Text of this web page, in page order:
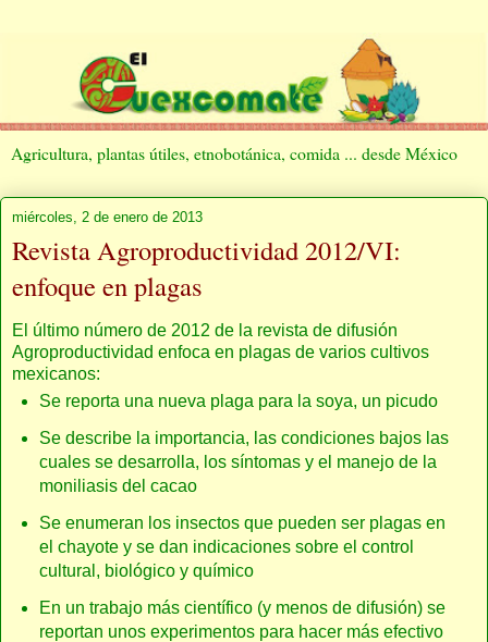
Agricultura, plantas útiles, etnobotánica, comida ... desde México
miércoles, 2 de enero de 2013
Revista Agroproductividad 2012/VI:
enfoque en plagas
El último número de 2012 de la revista de difusión
Agroproductividad enfoca en plagas de varios cultivos
mexicanos:
Se reporta una nueva plaga para la soya, un picudo
Se describe la importancia, las condiciones bajos las
cuales se desarrolla, los síntomas y el manejo de la
moniliasis del cacao
Se enumeran los insectos que pueden ser plagas en
el chayote y se dan indicaciones sobre el control
cultural, biológico y químico
En un trabajo más científico (y menos de difusión) se
reportan unos experimentos para hacer más efectivo